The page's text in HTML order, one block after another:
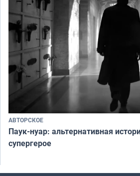
АВТОРСКОЕ
Паук-нуар: альтернативная
супергерое